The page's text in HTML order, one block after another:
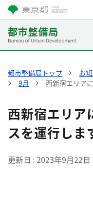
都市整備局トップ お
9月
西新宿エリア
西新宿エリア
スを運行しま
更新日 2023年9月22日